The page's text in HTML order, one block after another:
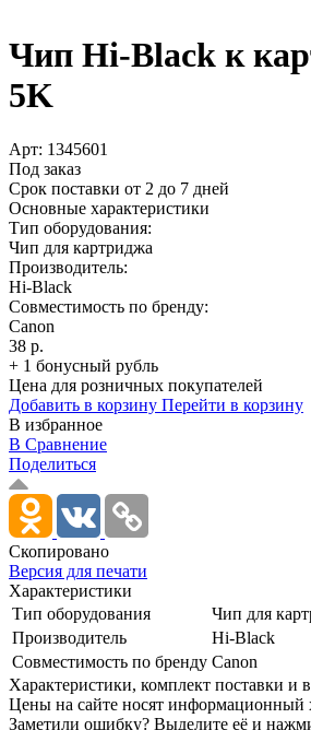
Чип Hi-Black к
5K
Арт: 1345601
Под заказ
Срок поставки от 2 до 7 дней
Основные характеристики
Тип оборудования:
Чип для картриджа
Производитель:
Hi-Black
Совместимость по бренду:
Canon
38 р.
+ 1 бонусный рубль
Цена для розничных покупателей
Добавить в корзину Перейти в корзину
В избранное
В Сравнение
Поделиться
Скопировано
Версия для печати
Характеристики
Тип оборудования
Чип для
Производитель
Hi-Black
Совместимость по бренду Canon
Xарактеристики, комплект поставки и
Цены на сайте носят информационный
Заметили ошибку? Выделите её и